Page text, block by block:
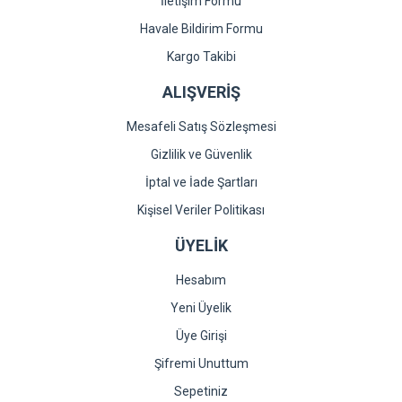
Gönder
Havale Bildirim Formu
Kargo Takibi
ALIŞVERİŞ
Mesafeli Satış Sözleşmesi
Gizlilik ve Güvenlik
İptal ve İade Şartları
Kişisel Veriler Politikası
ÜYELİK
Hesabım
Yeni Üyelik
Üye Girişi
Şifremi Unuttum
Sepetiniz